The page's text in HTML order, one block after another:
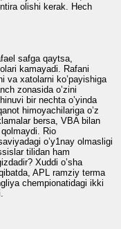
olishi kerak. Hech
safga qaytsa,
kamayadi. Rafani
va xatolarni ko’payishiga
zonasida o’zini
bir nechta o’yinda
himoyachilariga o’z
bersa, VBA bilan
qolmaydi. Rio
o’y1nay olmasligi
tilidan ham
Xuddi o’sha
APL ramziy terma
chempionatidagi ikki